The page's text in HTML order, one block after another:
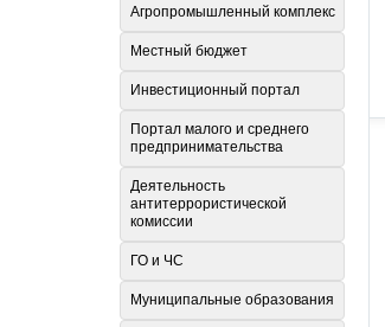
Агропромышленный комплекс
Местный бюджет
Инвестиционный портал
Портал малого и среднего
предпринимательства
Деятельность
антитеррористической
комиссии
ГО и ЧС
Муниципальные образования